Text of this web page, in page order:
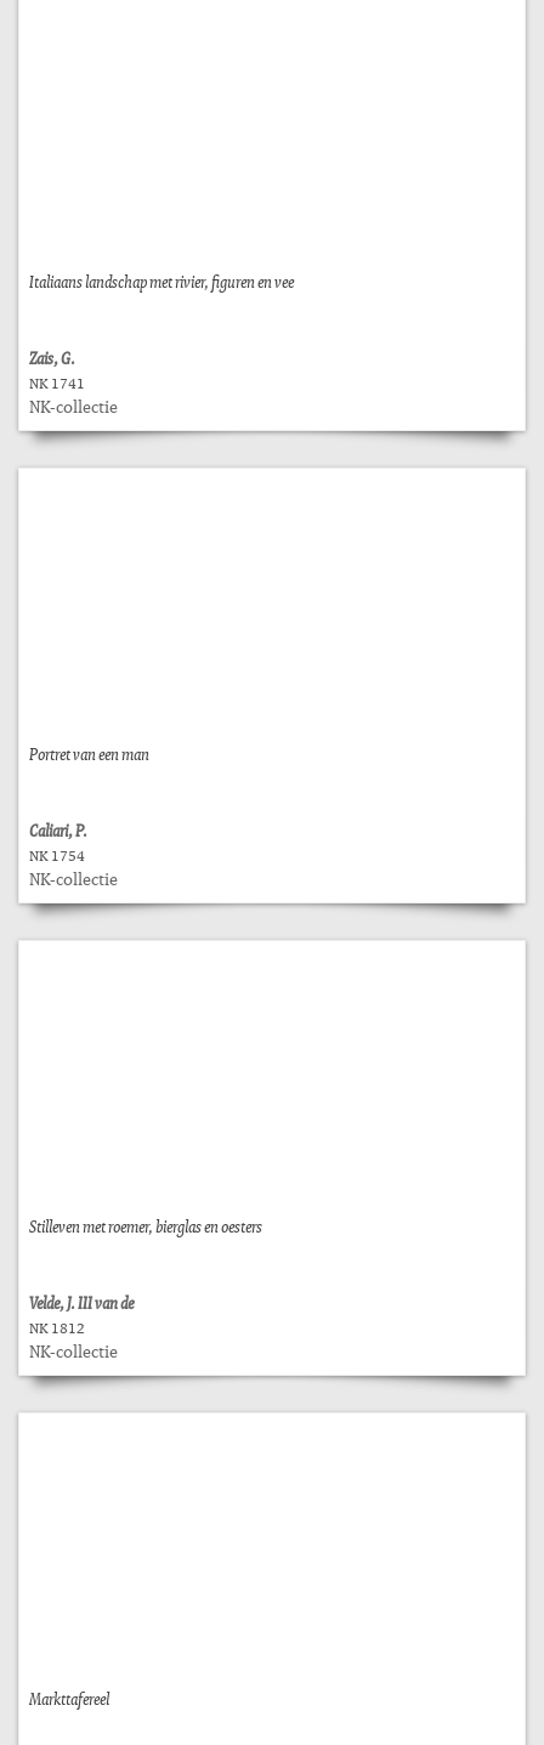
Italiaans landschap met rivier, figuren en vee
Zais, G.
NK 1741
NK-collectie
Portret van een man
Caliari, P.
NK 1754
NK-collectie
Stilleven met roemer, bierglas en oesters
Velde, J. III van de
NK 1812
NK-collectie
Markttafereel